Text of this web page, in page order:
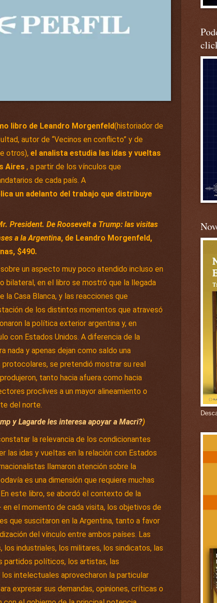
libro de Leandro Morgenfeld(historiador de
autor de “Vecinos en conflicto” y de
otros), el analista estudia las idas y vueltas
Aires , a partir de los vínculos que
de cada país. A
un adelanto del trabajo que distribuye
President. De Roosevelt a Trump: las visitas
a la Argentina, de Leandro Morgenfeld,
$490.
sobre un aspecto muy poco atendido incluso en
bilateral, en el libro se mostró que la llegada
la Casa Blanca, y las reacciones que
de los distintos momentos que atravesó
la política exterior argentina y, en
con Estados Unidos. A diferencia de la
nada y apenas dejan como saldo una
se pretendió mostrar su real
tanto hacia afuera como hacia
proclives a un mayor alineamiento o
del norte.
y Lagarde les interesa apoyar a Macri?)
la relevancia de los condicionantes
las idas y vueltas en la relación con Estados
llamaron atención sobre la
es una dimensión que requiere muchas
este libro, se abordó el contexto de la
el momento de cada visita, los objetivos de
que suscitaron en la Argentina, tanto a favor
del vínculo entre ambos países. Las
los industriales, los militares, los sindicatos, las
partidos políticos, los artistas, las
intelectuales aprovecharon la particular
expresar sus demandas, opiniones, críticas o